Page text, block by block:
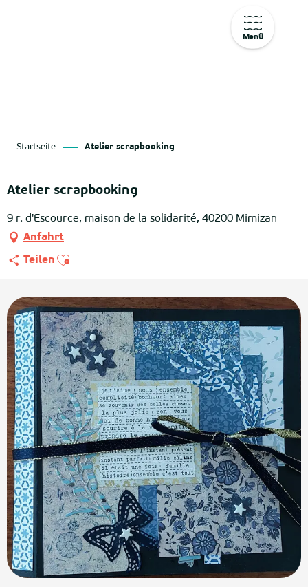
Menü
Startseite Atelier scrapbooking
Atelier scrapbooking
9 r. d'Escource, maison de la solidarité, 40200 Mimizan
Anfahrt
Teilen Ajouter aux favoris